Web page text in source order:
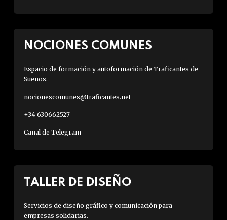
NOCIONES COMUNES
Espacio de formación y autoformación de Traficantes de
Sueños.
nocionescomunes@traficantes.net
+34 630662527
Canal de Telegram
TALLER DE DISEÑO
Servicios de diseño gráfico y comunicación para
empresas solidarias.